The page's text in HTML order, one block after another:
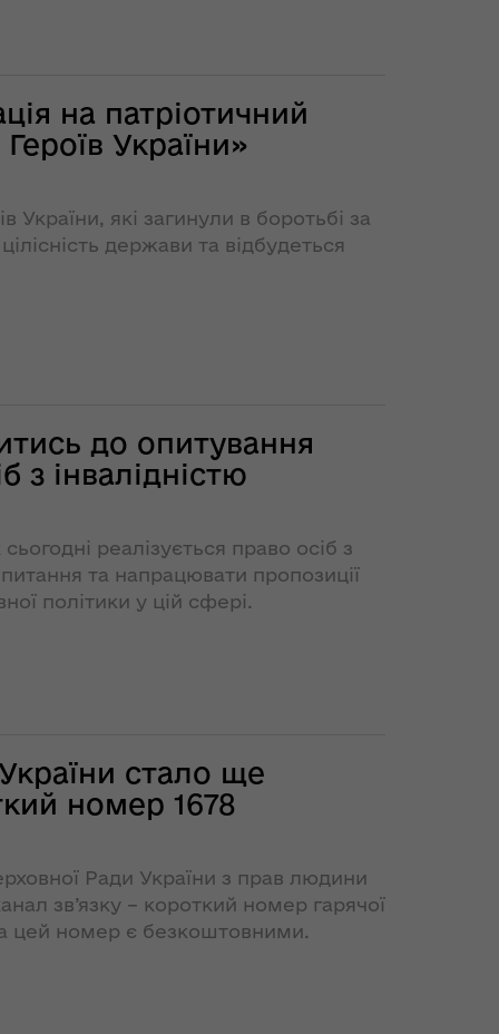
на патріотичний
України»
України, які загинули в боротьбі за
держави та відбудеться
до опитування
з інвалідністю
реалізується право осіб з
та напрацювати пропозиції
політики у цій сфері.
стало ще
номер 1678
Ради України з прав людини
зв’язку – короткий номер гарячої
цей номер є безкоштовними.